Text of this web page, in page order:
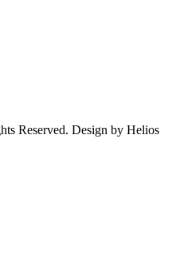
Reserved. Design by Helios